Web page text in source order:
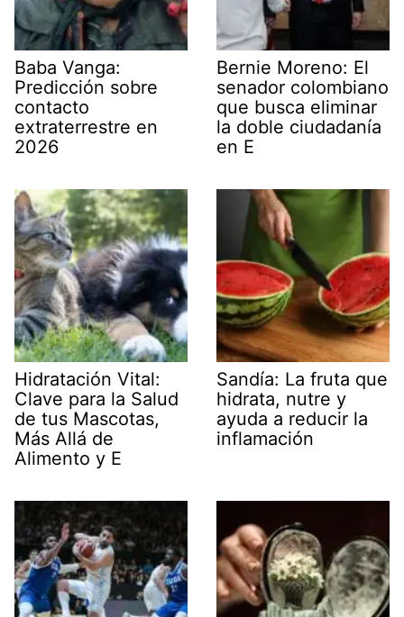
Baba Vanga:
Predicción sobre
contacto
extraterrestre en
2026
Bernie Moreno: El
senador colombiano
que busca eliminar
la doble ciudadanía
en E
Hidratación Vital:
Clave para la Salud
de tus Mascotas,
Más Allá de
Alimento y E
Sandía: La fruta que
hidrata, nutre y
ayuda a reducir la
inflamación